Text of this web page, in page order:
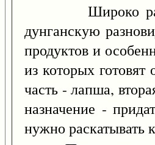
Широко
дунганскую
продуктов и
из которых
часть - лапша,
назначение -
нужно раскатывать